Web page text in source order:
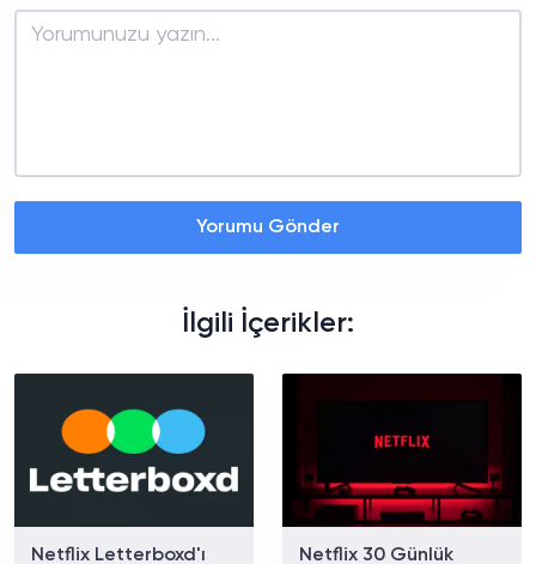
Yorumu Gönder
İlgili İçerikler:
Netflix Letterboxd'ı
Netflix 30 Günlük